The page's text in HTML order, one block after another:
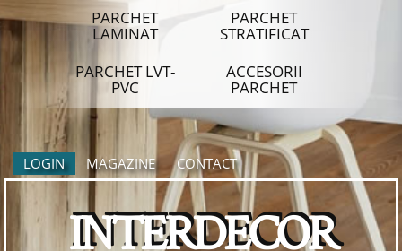
PARCHET
LAMINAT
PARCHET
STRATIFICAT
PARCHET LVT-
PVC
ACCESORII
PARCHET
LOGIN MAGAZINE CONTACT
INTERDECOR